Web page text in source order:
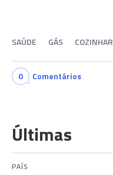
SAÚDE GÁS COZINHAR
0 Comentários
Últimas
PAÍS